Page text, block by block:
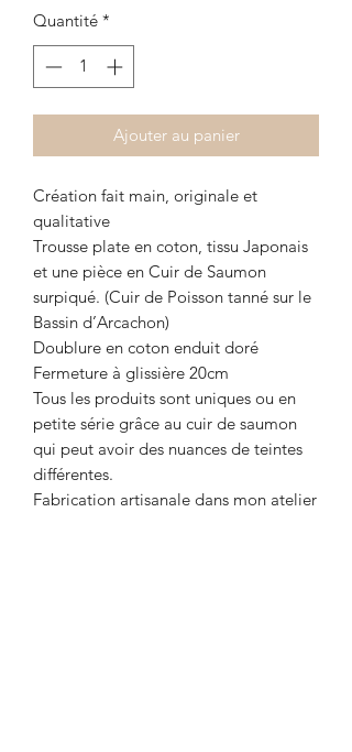
Quantité *
Ajouter au panier
Création fait main, originale et
qualitative
Trousse plate en coton, tissu Japonais
et une pièce en Cuir de Saumon
surpiqué. (Cuir de Poisson tanné sur le
Bassin d’Arcachon)
Doublure en coton enduit doré
Fermeture à glissière 20cm
Tous les produits sont uniques ou en
petite série grâce au cuir de saumon
qui peut avoir des nuances de teintes
différentes.
Fabrication artisanale dans mon atelier